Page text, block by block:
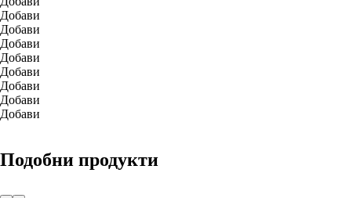
Добави
Добави
Добави
Добави
Добави
Добави
Добави
Добави
Подобни продукти